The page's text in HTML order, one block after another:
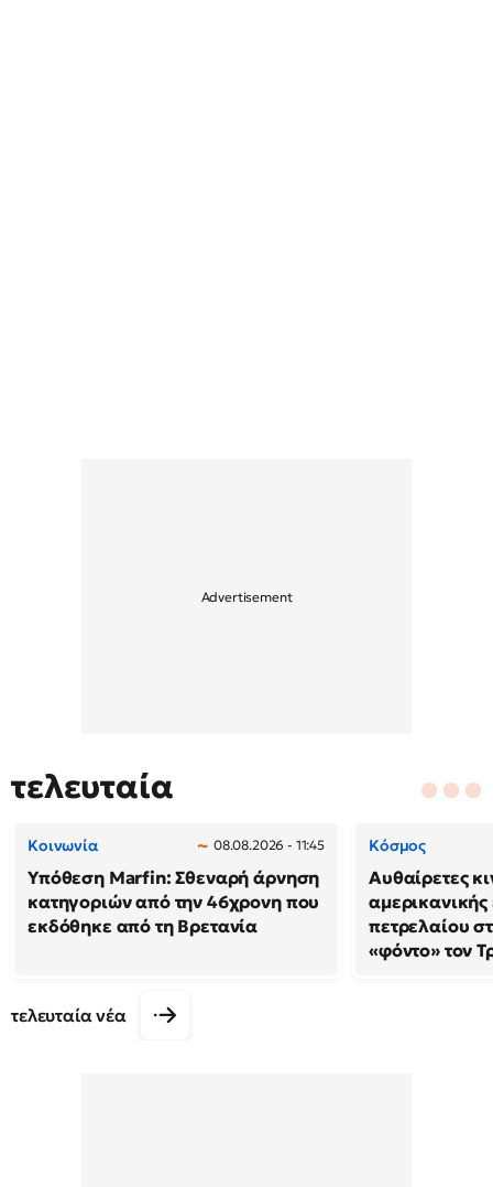
τελευταία
Κοινωνία 08.08.2026 - 11:45
Υπόθεση Marfin: Σθεναρή άρνηση
κατηγοριών από την 46χρονη που
εκδόθηκε από τη Βρετανία
Κόσμος
Αυθαίρετες
αμερικανικής
πετρελαίου
«φόντο» τον
τελευταία νέα